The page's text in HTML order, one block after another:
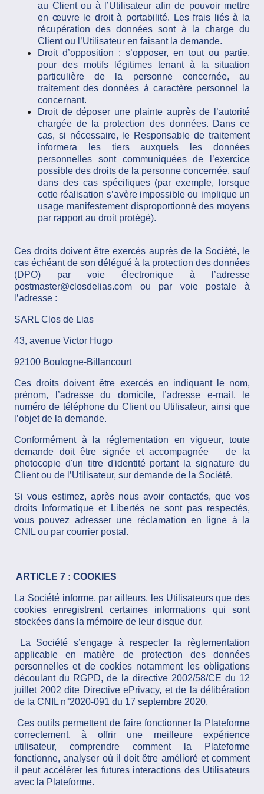
au Client ou à l’Utilisateur afin de pouvoir mettre
en œuvre le droit à portabilité. Les frais liés à la
récupération des données sont à la charge du
Client ou l’Utilisateur en faisant la demande.
Droit d’opposition : s’opposer, en tout ou partie,
pour des motifs légitimes tenant à la situation
particulière de la personne concernée, au
traitement des données à caractère personnel la
concernant.
Droit de déposer une plainte auprès de l’autorité
chargée de la protection des données. Dans ce
cas, si nécessaire, le Responsable de traitement
informera les tiers auxquels les données
personnelles sont communiquées de l’exercice
possible des droits de la personne concernée, sauf
dans des cas spécifiques (par exemple, lorsque
cette réalisation s’avère impossible ou implique un
usage manifestement disproportionné des moyens
par rapport au droit protégé).
Ces droits doivent être exercés auprès de la Société, le
cas échéant de son délégué à la protection des données
(DPO) par voie électronique à l’adresse
postmaster@closdelias.com ou par voie postale à
l’adresse :
SARL Clos de Lias
43, avenue Victor Hugo
92100 Boulogne-Billancourt
Ces droits doivent être exercés en indiquant le nom,
prénom, l’adresse du domicile, l’adresse e-mail, le
numéro de téléphone du Client ou Utilisateur, ainsi que
l’objet de la demande.
Conformément à la réglementation en vigueur, toute
demande doit être signée et accompagnée de la
photocopie d'un titre d'identité portant la signature du
Client ou de l’Utilisateur, sur demande de la Société.
Si vous estimez, après nous avoir contactés, que vos
droits Informatique et Libertés ne sont pas respectés,
vous pouvez adresser une réclamation en ligne à la
CNIL ou par courrier postal.
ARTICLE 7 : COOKIES
La Société informe, par ailleurs, les Utilisateurs que des
cookies enregistrent certaines informations qui sont
stockées dans la mémoire de leur disque dur.
La Société s’engage à respecter la règlementation
applicable en matière de protection des données
personnelles et de cookies notamment les obligations
découlant du RGPD, de la directive 2002/58/CE du 12
juillet 2002 dite Directive ePrivacy, et de la délibération
de la CNIL n°2020-091 du 17 septembre 2020.
Ces outils permettent de faire fonctionner la Plateforme
correctement, à offrir une meilleure expérience
utilisateur, comprendre comment la Plateforme
fonctionne, analyser où il doit être amélioré et comment
il peut accélérer les futures interactions des Utilisateurs
avec la Plateforme.